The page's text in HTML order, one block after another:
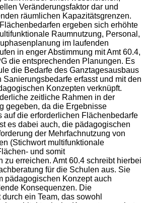
Veränderungsfaktor dar und
räumlichen Kapazitätsgrenzen.
ergeben sich erhöhte
Raumnutzung, Personal,
im laufenden
in enger Abstimmung mit Amt 60.4,
die entsprechenden Planungen. Es
die Bedarfe des Ganztagesausbaus
erfasst und mit den
Konzepten verknüpft.
zeitliche Rahmen in der
gegeben, da die Ergebnisse
auf die erforderlichen Flächenbedarfe
es dabei auch, die pädagogischen
der Mehrfachnutzung von
(Stichwort multifunktionale
und somit
zu erreichen. Amt 60.4 schreibt hierbei
für die Schulen aus. Sie
pädagogischen Konzept auch
Konsequenzen. Die
ein Team, das sowohl